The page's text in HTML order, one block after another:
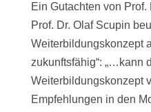
Ein Gutachten von
Prof. Dr. Olaf Scupin
Weiterbildungskonzept
zukunftsfähig“: „…kann
Weiterbildungskonzept
Empfehlungen in den